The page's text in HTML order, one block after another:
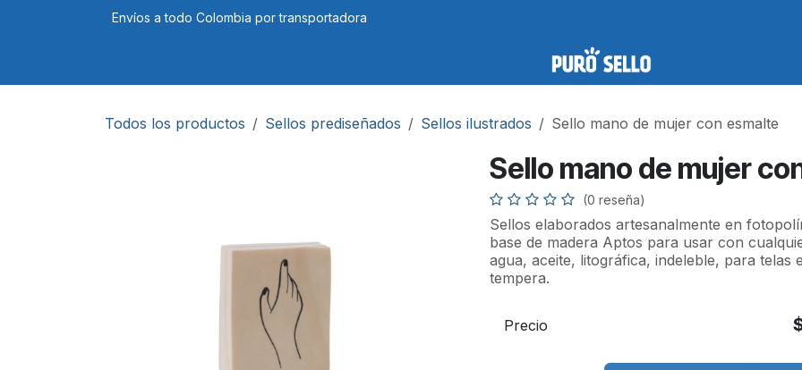
Envíos a todo Colombia por transportadora
Todos los productos Sellos prediseñados Sellos ilustrados Sello mano de mujer con esmalte
Sello mano de mujer
(0 reseña)
Sellos elaborados artesanalmente en
base de madera Aptos para usar con
agua, aceite, litográfica, indeleble, para telas
tempera.
Precio